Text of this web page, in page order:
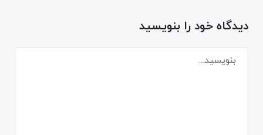
دیدگاه خود را بنویسید